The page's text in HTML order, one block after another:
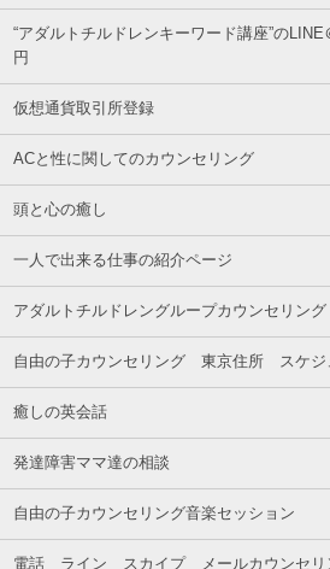
“アダルトチルドレンキーワード講座”の
円
仮想通貨取引所登録
ACと性に関してのカウンセリング
頭と心の癒し
一人で出来る仕事の紹介ページ
アダルトチルドレングループカウンセリング
自由の子カウンセリング 東京住所 スケジ
癒しの英会話
発達障害ママ達の相談
自由の子カウンセリング音楽セッション
電話 ライン スカイプ メールカウンセリ